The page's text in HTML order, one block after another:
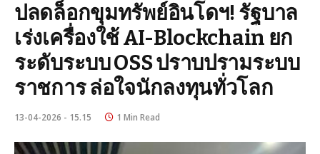
ปลดล็อกขุมทรัพย์อินโดฯ! รัฐบาล
เร่งเครื่องใช้ AI-Blockchain ยก
ระดับระบบ OSS ปราบปรามระบบ
ราชการ ล่อใจนักลงทุนทั่วโลก
13-04-2026 - 15.15 1 Min Read